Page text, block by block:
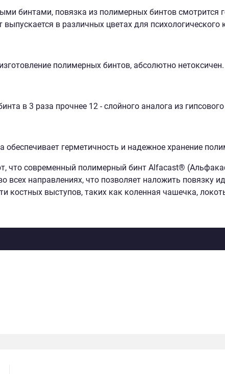
бинтами, повязка из полимерных бинтов смотрится
в различных цветах для психологического
полимерных бинтов, абсолютно нетоксичен.
в 3 раза прочнее 12 - слойного аналога из
герметичность и надежное хранение
что современный полимерный бинт Alfacast®
всех направлениях, что позволяет наложить повязку
костных выступов, таких как коленная чашечка,